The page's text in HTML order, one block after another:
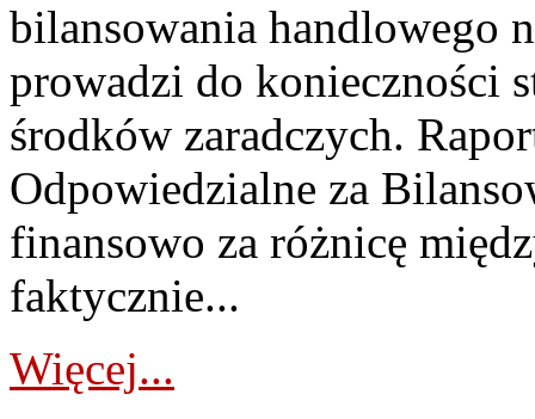
bilansowania handlowego
prowadzi do konieczności
środków zaradczych.
Odpowiedzialne za
finansowo za różnicę
faktycznie...
Więcej...